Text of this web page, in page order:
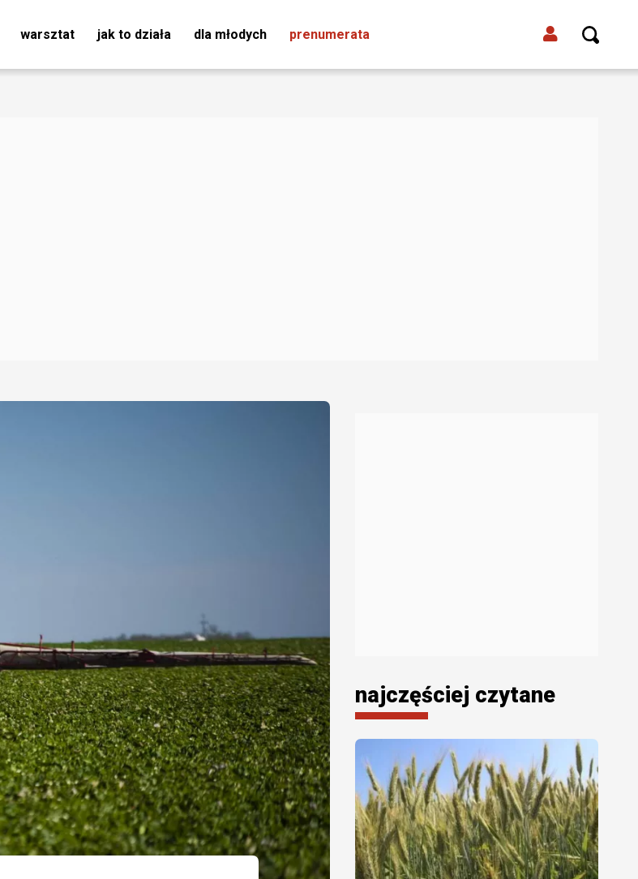
warsztat jak to działa dla młodych prenumerata
najczęściej czytane